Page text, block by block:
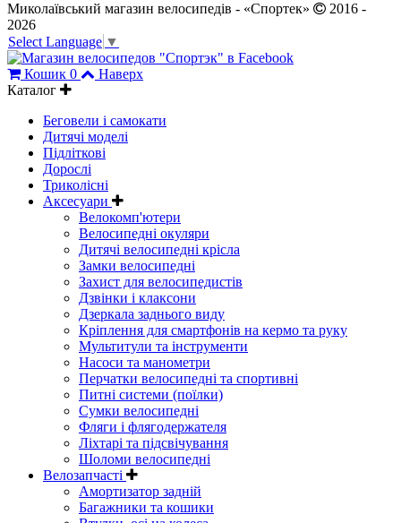
Миколаївський магазин велосипедів - «Спортек»
2016 -
2026
Select Language ▼
Кошик 0
Наверх
Каталог
Беговели і самокати
Дитячі моделі
Підліткові
Дорослі
Триколісні
Аксесуари
Велокомп'ютери
Велосипедні окуляри
Дитячі велосипедні крісла
Замки велосипедні
Захист для велосипедистів
Дзвінки і клаксони
Дзеркала заднього виду
Кріплення для смартфонів на кермо та руку
Мультитули та інструменти
Насоси та манометри
Перчатки велосипедні та спортивні
Питні системи (поїлки)
Сумки велосипедні
Фляги і флягодержателя
Ліхтарі та підсвічування
Шоломи велосипедні
Велозапчасті
Амортизатор задній
Багажники та кошики